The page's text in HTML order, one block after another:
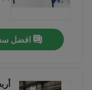
افضل